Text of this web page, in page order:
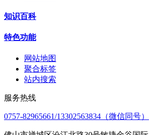
知识百科
特色功能
网站地图
聚合标签
站内搜索
服务热线
0757-82965661/13302563834（微信同号）